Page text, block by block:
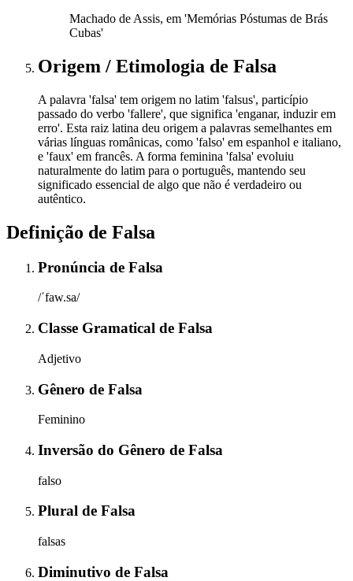
Machado de Assis, em 'Memórias Póstumas de Brás
Cubas'
Origem / Etimologia de Falsa
A palavra 'falsa' tem origem no latim 'falsus', particípio
passado do verbo 'fallere', que significa 'enganar, induzir em
erro'. Esta raiz latina deu origem a palavras semelhantes em
várias línguas românicas, como 'falso' em espanhol e italiano,
e 'faux' em francês. A forma feminina 'falsa' evoluiu
naturalmente do latim para o português, mantendo seu
significado essencial de algo que não é verdadeiro ou
autêntico.
Definição de Falsa
Pronúncia de Falsa
/ˈfaw.sa/
Classe Gramatical de Falsa
Adjetivo
Gênero de Falsa
Feminino
Inversão do Gênero de Falsa
falso
Plural de Falsa
falsas
Diminutivo de Falsa